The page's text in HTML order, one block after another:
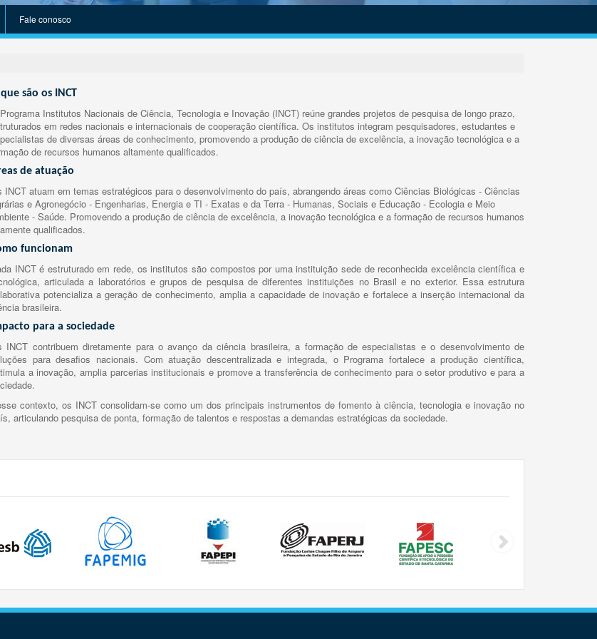
Fale conosco
são os INCT
Institutos Nacionais de Ciência, Tecnologia e Inovação (INCT) reúne grandes projetos de pesquisa de longo prazo,
em redes nacionais e internacionais de cooperação científica. Os institutos integram pesquisadores, estudantes e
de diversas áreas de conhecimento, promovendo a produção de ciência de excelência, a inovação tecnológica e a
de recursos humanos altamente qualificados.
de atuação
INCT atuam em temas estratégicos para o desenvolvimento do país, abrangendo áreas como Ciências Biológicas - Ciências
e Agronegócio - Engenharias, Energia e TI - Exatas e da Terra - Humanas, Sociais e Educação - Ecologia e Meio
- Saúde. Promovendo a produção de ciência de excelência, a inovação tecnológica e a formação de recursos humanos
qualificados.
funcionam
INCT é estruturado em rede, os institutos são compostos por uma instituição sede de reconhecida excelência científica e
articulada a laboratórios e grupos de pesquisa de diferentes instituições no Brasil e no exterior. Essa estrutura
potencializa a geração de conhecimento, amplia a capacidade de inovação e fortalece a inserção internacional da
brasileira.
para a sociedade
INCT contribuem diretamente para o avanço da ciência brasileira, a formação de especialistas e o desenvolvimento de
para desafios nacionais. Com atuação descentralizada e integrada, o Programa fortalece a produção científica,
a inovação, amplia parcerias institucionais e promove a transferência de conhecimento para o setor produtivo e para a
contexto, os INCT consolidam-se como um dos principais instrumentos de fomento à ciência, tecnologia e inovação no
articulando pesquisa de ponta, formação de talentos e respostas a demandas estratégicas da sociedade.